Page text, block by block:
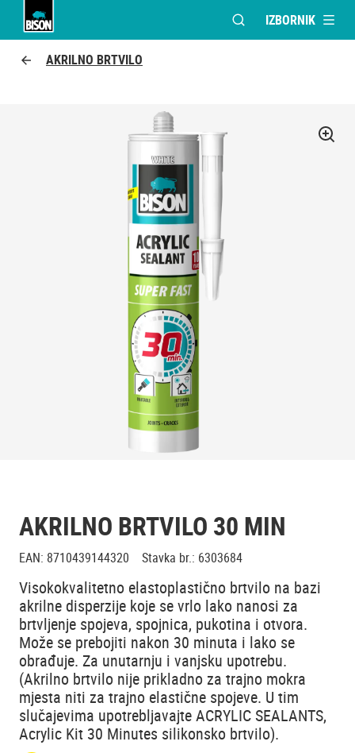
OTVORI MODALNI
IZBORNIK
AKRILNO BRTVILO
AKRILNO BRTVILO 30 MIN
EAN: 8710439144320 Stavka br.: 6303684
Visokokvalitetno elastoplastično brtvilo na bazi
akrilne disperzije koje se vrlo lako nanosi za
brtvljenje spojeva, spojnica, pukotina i otvora.
Može se prebojiti nakon 30 minuta i lako se
obrađuje. Za unutarnju i vanjsku upotrebu.
(Akrilno brtvilo nije prikladno za trajno mokra
mjesta niti za trajno elastične spojeve. U tim
slučajevima upotrebljavajte ACRYLIC SEALANTS,
Acrylic Kit 30 Minutes silikonsko brtvilo).